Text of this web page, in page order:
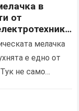
в
от
монтаж
мелачка
е едно от
не само